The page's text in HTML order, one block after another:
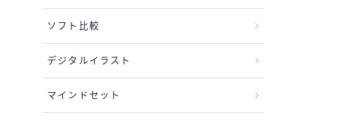
ソフト比較
デジタルイラスト
マインドセット